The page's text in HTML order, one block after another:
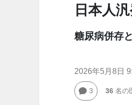
日本人
糖尿病併存
2026年5月8日
3 36名の